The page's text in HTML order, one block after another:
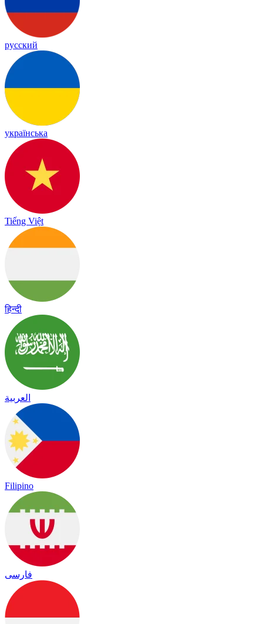
русский
українська
Tiếng Việt
हिन्दी
العربية
Filipino
فارسی